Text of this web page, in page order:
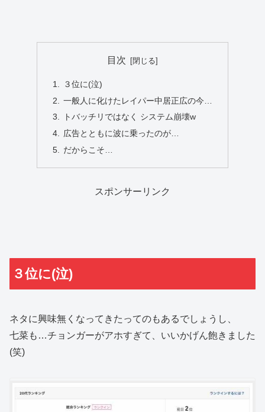
目次
３位に(泣)
一般人に化けたレイパー中居正広の今…
トバッチリではなく システム崩壊w
広告とともに波に乗ったのが…
だからこそ…
スポンサーリンク
３位に(泣)
ネタに興味無くなってきたってのもあるでしょうし、
七菜も…チョンガーがアホすぎて、いいかげん飽きました
(笑)